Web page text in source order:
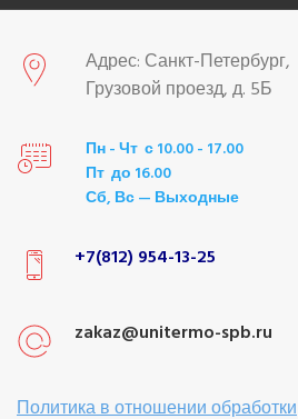
Адрес: Санкт-Петербург,
Грузовой проезд, д. 5Б
Пн - Чт с 10.00 - 17.00
Пт до 16.00
Сб, Вс — Выходные
+7(812) 954-13-25
zakaz@unitermo-spb.ru
Политика в отношении обработки